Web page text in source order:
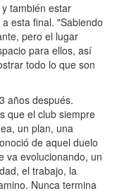
también estar
esta final. "Sabiendo
pero el lugar
para ellos, así
todo lo que son
años después.
que el club siempre
un plan, una
de aquel duelo
va evolucionando, un
el trabajo, la
Nunca termina